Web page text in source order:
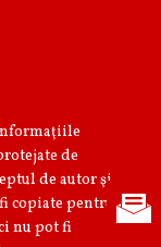
de
de autor şi
copiate pentru
nu pot fi